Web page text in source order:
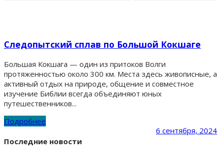
Следопытский сплав по Большой Кокшаге
Большая Кокшага — один из притоков Волги
протяженностью около 300 км. Места здесь живописные, а
активный отдых на природе, общение и совместное
изучение Библии всегда объединяют юных
путешественников...
Подробнее
6 сентября, 2024
Последние новости